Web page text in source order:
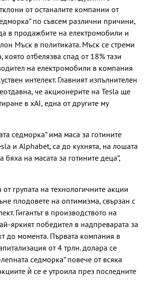
от останалите компании от
по съвсем различни причини,
в продажбите на електромобили и
Мъск в политиката. Мъск се стреми
която отбелязва спад от 18% тази
на електромобили в компания
интелект. Главният изпълнителен
че акционерите на Tesla ще
в xAI, една от другите му
седморка“ има маса за готините
и Alphabet, са до кухнята, на лошата
на масата за готините деца“,
групата на технологичните акции
плодовете на оптимизма, свързан с
Гигантът в производството на
яркият победител в надпреварата за
до момента. Първата компания в
от 4 трлн. долара се
седморка“ повече от всяка
ѝ се е утроила през последните